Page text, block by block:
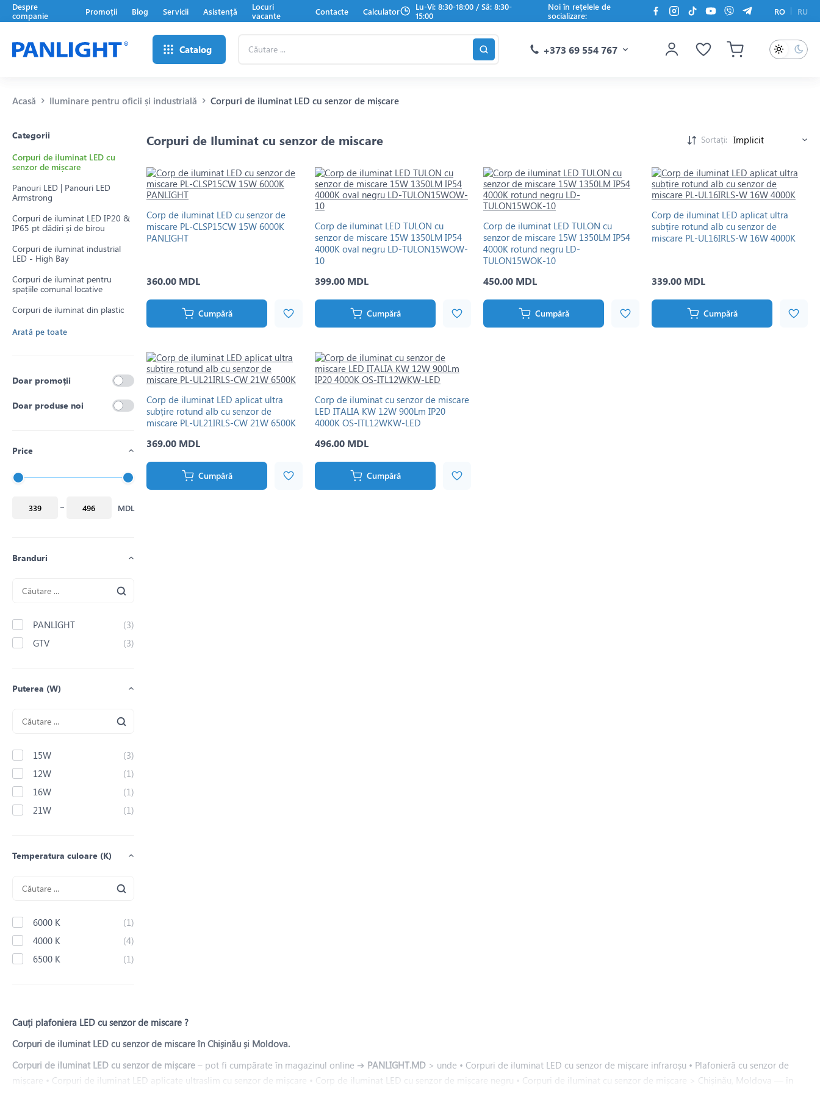
Despre
companie
Promoții Blog Servicii Asistență
Locuri
vacante
Contacte Calculator
Lu-Vi: 8:30-18:00 / Sâ: 8:30-
15:00
Noi în rețelele de
socializare:
RO RU
Catalog +373 69 554 767
Acasă Iluminare pentru oficii și industrială Corpuri de iluminat LED cu senzor de mișcare
Categorii
Corpuri de iluminat LED cu
senzor de mișcare
Panouri LED | Panouri LED
Armstrong
Corpuri de iluminat LED IP20 &
IP65 pt clădiri și de birou
Corpuri de iluminat industrial
LED - High Bay
Corpuri de iluminat pentru
spațiile comunal locative
Corpuri de iluminat din plastic
Arată pe toate
Doar promoții
Doar produse noi
Price
MDL
Branduri
PANLIGHT
(3)
GTV
(3)
Puterea (W)
15W
(3)
12W
(1)
16W
(1)
21W
(1)
Temperatura culoare (K)
6000 K
(1)
4000 K
(4)
6500 K
(1)
Corpuri de Iluminat cu senzor de miscare Sortați:
Corp de iluminat LED cu senzor de
miscare PL-CLSP15CW 15W 6000K
PANLIGHT
360.00 MDL
Cumpără
Corp de iluminat LED TULON cu
senzor de miscare 15W 1350LM IP54
4000K oval negru LD-TULON15WOW-
10
399.00 MDL
Cumpără
Corp de iluminat LED TULON cu
senzor de miscare 15W 1350LM IP54
4000K rotund negru LD-
TULON15WOK-10
450.00 MDL
Cumpără
Corp de iluminat LED aplicat ultra
subțire rotund alb cu senzor de
miscare PL-UL16IRLS-W 16W 4000K
339.00 MDL
Cumpără
Corp de iluminat LED aplicat ultra
subțire rotund alb cu senzor de
miscare PL-UL21IRLS-CW 21W 6500K
369.00 MDL
Cumpără
Corp de iluminat cu senzor de miscare
LED ITALIA KW 12W 900Lm IP20
4000K OS-ITL12WKW-LED
496.00 MDL
Cumpără
Cauți plafoniera LED cu senzor de miscare ?
Corpuri de iluminat LED cu senzor de miscare în Chișinău și Moldova.
Corpuri de iluminat LED cu senzor de mișcare – pot fi cumpărate în magazinul online ➔ PANLIGHT.MD > unde • Corpuri de iluminat LED cu senzor de mișcare infraroșu • Plafonieră cu senzor de
mișcare • Corpuri de iluminat LED aplicate ultraslim cu senzor de mișcare • Corp de iluminat LED cu senzor de mișcare negru • Corpuri de iluminat cu senzor de mișcare > Chișinău, Moldova — în